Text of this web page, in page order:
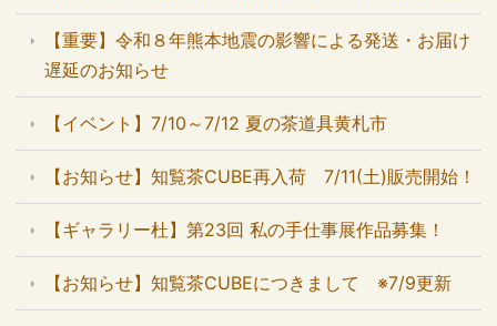
【重要】令和８年熊本地震の影響による発送・お届け
遅延のお知らせ
【イベント】7/10～7/12 夏の茶道具黄札市
【お知らせ】知覧茶CUBE再入荷 7/11(土)販売開始！
【ギャラリー杜】第23回 私の手仕事展作品募集！
【お知らせ】知覧茶CUBEにつきまして ※7/9更新